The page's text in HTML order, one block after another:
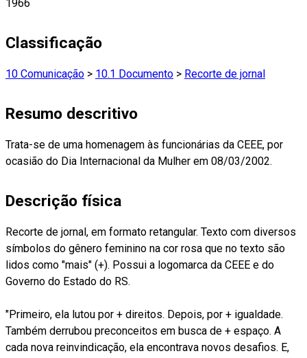
1966
Classificação
10 Comunicação > 10.1 Documento > Recorte de jornal
Resumo descritivo
Trata-se de uma homenagem às funcionárias da CEEE, por
ocasião do Dia Internacional da Mulher em 08/03/2002.
Descrição física
Recorte de jornal, em formato retangular. Texto com diversos
símbolos do gênero feminino na cor rosa que no texto são
lidos como "mais" (+). Possui a logomarca da CEEE e do
Governo do Estado do RS.
"Primeiro, ela lutou por + direitos. Depois, por + igualdade.
Também derrubou preconceitos em busca de + espaço. A
cada nova reinvindicação, ela encontrava novos desafios. E,